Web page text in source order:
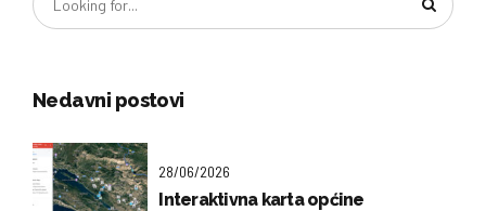
Nedavni postovi
28/06/2026
Interaktivna karta općine